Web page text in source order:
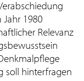
1980
Relevanz
soll hinterfragen